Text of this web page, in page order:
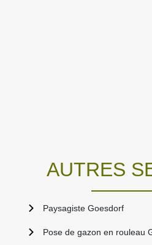
AUTRES
Paysagiste Goesdorf
Pose de gazon en rouleau